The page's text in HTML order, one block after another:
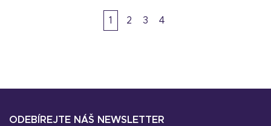
1 2 3 4
ODEBÍREJTE NÁŠ NEWSLETTER